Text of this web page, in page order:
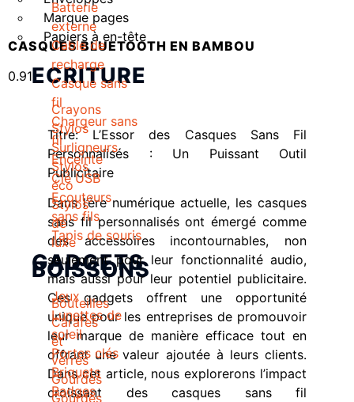
Batterie
externe
Cable de
recharge
Casque sans
fil
Chargeur sans
fil
Enceinte
Clé USB
Ecouteurs
sans fils
Tapis de souris
GADGETS
Jeux
Lunettes de
soleil
Portes clés
Briquets
Badges
Marque pages
Papiers à en-tête
ECRITURE
Crayons
Stylos
Surligneurs
Stylos
éco
Stylos
de
luxe
BOISSONS
Bouteilles
Carafes
et
verres
Gourdes
Gourdes
CASQUES BLUETOOTH EN BAMBOU
Titre: L’Essor des Casques Sans Fil
Personnalisés : Un Puissant Outil
Publicitaire
Dans l’ère numérique actuelle, les casques
sans fil personnalisés ont émergé comme
des accessoires incontournables, non
seulement pour leur fonctionnalité audio,
mais aussi pour leur potentiel publicitaire.
Ces gadgets offrent une opportunité
unique pour les entreprises de promouvoir
leur marque de manière efficace tout en
offrant une valeur ajoutée à leurs clients.
Dans cet article, nous explorerons l’impact
croissant des casques sans fil